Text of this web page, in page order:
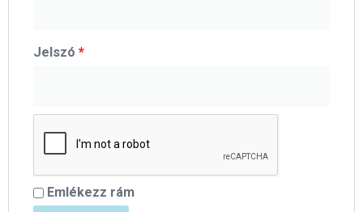
Jelszó *
Emlékezz rám